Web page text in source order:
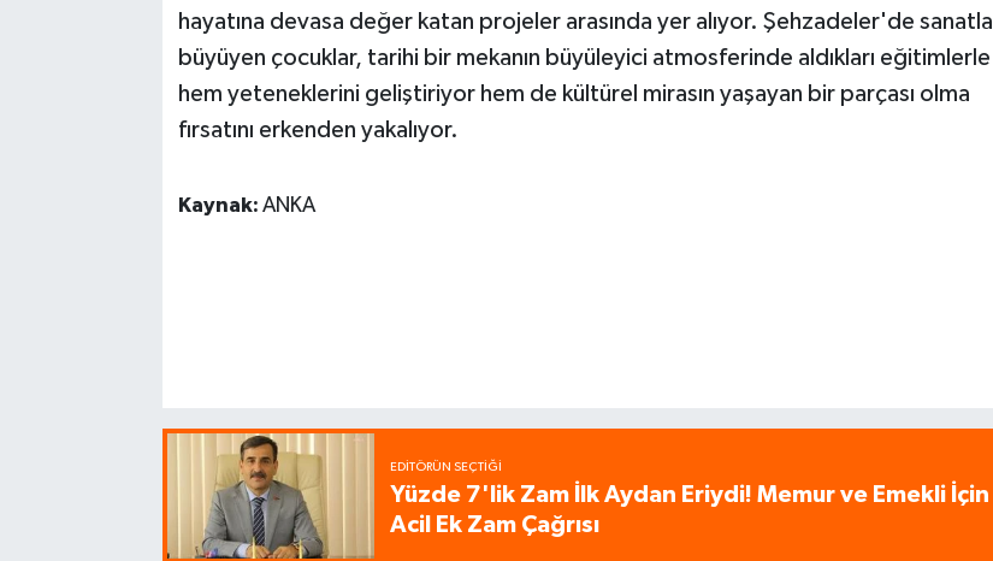
hayatına devasa değer katan projeler arasında yer alıyor. Şehzadeler'de sanatla
büyüyen çocuklar, tarihi bir mekanın büyüleyici atmosferinde aldıkları eğitimlerle
hem yeteneklerini geliştiriyor hem de kültürel mirasın yaşayan bir parçası olma
fırsatını erkenden yakalıyor.
Kaynak: ANKA
EDITÖRÜN SEÇTIĞI
Yüzde 7'lik Zam İlk Aydan Eriydi! Memur ve Emekli İçin
Acil Ek Zam Çağrısı